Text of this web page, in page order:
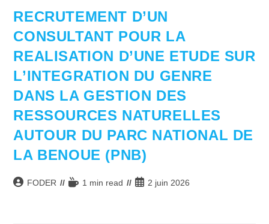
RECRUTEMENT D’UN
CONSULTANT POUR LA
REALISATION D’UNE ETUDE SUR
L’INTEGRATION DU GENRE
DANS LA GESTION DES
RESSOURCES NATURELLES
AUTOUR DU PARC NATIONAL DE
LA BENOUE (PNB)
Auteur/autrice
FODER
Temps1 min read
Publication
2 juin 2026